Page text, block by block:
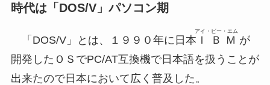
時代は「DOS/V」パソコン期
「DOS/V」とは、１９９０年に日本 ＩＢＭ
アイ・ビー・エム
が
開発したＯＳでPC/AT互換機で日本語を扱うことが
出来たので日本において広く普及した。